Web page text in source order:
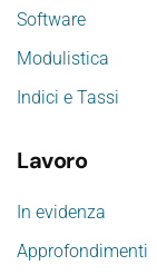
Software
Modulistica
Indici e Tassi
Lavoro
In evidenza
Approfondimenti